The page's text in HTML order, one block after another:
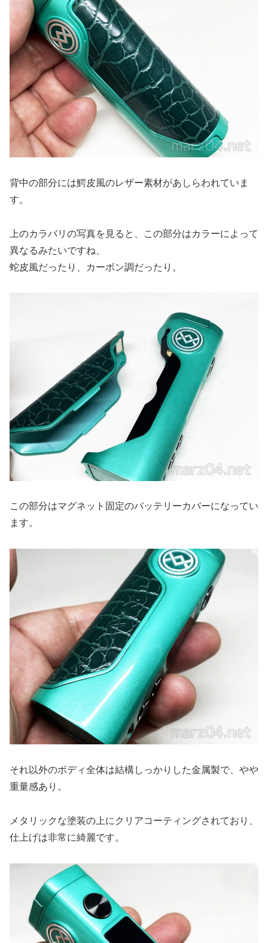
背中の部分には鰐皮風のレザー素材があしらわれていま
す。
上のカラバリの写真を見ると、この部分はカラーによって
異なるみたいですね、
蛇皮風だったり、カーボン調だったり。
この部分はマグネット固定のバッテリーカバーになってい
ます。
それ以外のボディ全体は結構しっかりした金属製で、やや
重量感あり。
メタリックな塗装の上にクリアコーティングされており、
仕上げは非常に綺麗です。